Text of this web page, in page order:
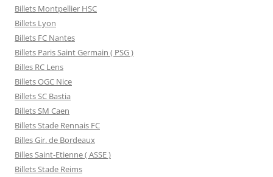
Billets Montpellier HSC
Billets Lyon
Billets FC Nantes
Billets Paris Saint Germain ( PSG )
Billes RC Lens
Billets OGC Nice
Billets SC Bastia
Billets SM Caen
Billets Stade Rennais FC
Billes Gir. de Bordeaux
Billes Saint-Etienne ( ASSE )
Billets Stade Reims